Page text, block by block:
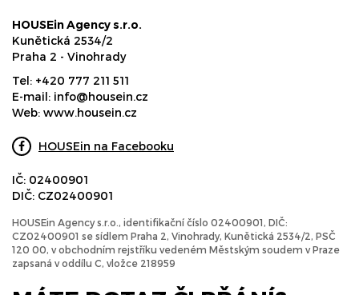
HOUSEin Agency s.r.o.
Kunětická 2534/2
Praha 2 - Vinohrady
Tel: +420 777 211 511
E-mail: info@housein.cz
Web: www.housein.cz
HOUSEin na Facebooku
IČ: 02400901
DIČ: CZ02400901
HOUSEin Agency s.r.o., identifikační číslo 02400901, DIČ:
CZ02400901 se sídlem Praha 2, Vinohrady, Kunětická 2534/2, PSČ
120 00, v obchodním rejstříku vedeném Městským soudem v Praze
zapsaná v oddílu C, vložce 218959